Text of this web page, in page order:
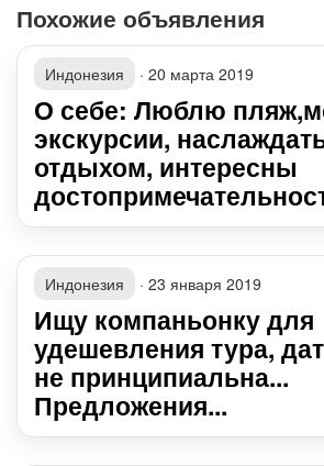
Похожие объявления
Индонезия · 20 марта 2019
О себе: Люблю
экскурсии,
отдыхом, интересны
Индонезия · 23 января 2019
Ищу компаньонку для
удешевления тура,
не принципиальна...
Предложения...